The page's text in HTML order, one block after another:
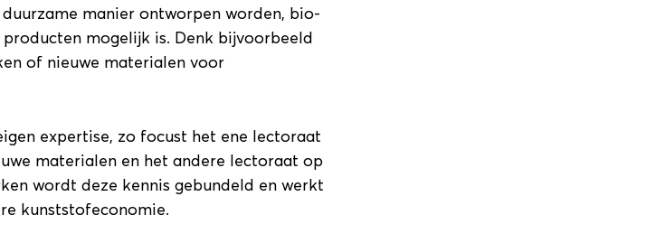
manier ontworpen worden, bio-
mogelijk is. Denk bijvoorbeeld
of nieuwe materialen voor
expertise, zo focust het ene lectoraat
materialen en het andere lectoraat op
wordt deze kennis gebundeld en werkt
kunststofeconomie.